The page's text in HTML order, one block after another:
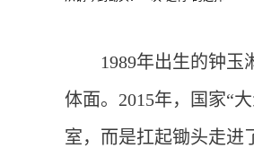
1989年出生的钟
体面。2015年，国家“
室，而是扛起锄头走进